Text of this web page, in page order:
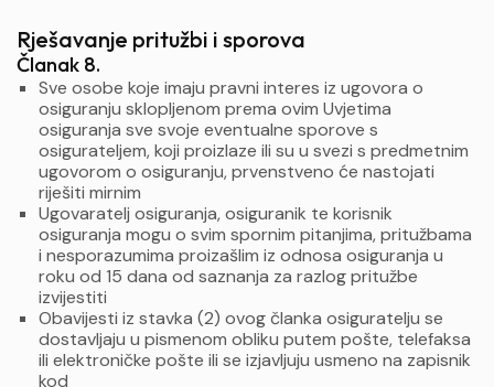
Rješavanje pritužbi i sporova
Članak 8.
Sve osobe koje imaju pravni interes iz ugovora o
osiguranju sklopljenom prema ovim Uvjetima
osiguranja sve svoje eventualne sporove s
osigurateljem, koji proizlaze ili su u svezi s predmetnim
ugovorom o osiguranju, prvenstveno će nastojati
riješiti mirnim
Ugovaratelj osiguranja, osiguranik te korisnik
osiguranja mogu o svim spornim pitanjima, pritužbama
i nesporazumima proizašlim iz odnosa osiguranja u
roku od 15 dana od saznanja za razlog pritužbe
izvijestiti
Obavijesti iz stavka (2) ovog članka osiguratelju se
dostavljaju u pismenom obliku putem pošte, telefaksa
ili elektroničke pošte ili se izjavljuju usmeno na zapisnik
kod